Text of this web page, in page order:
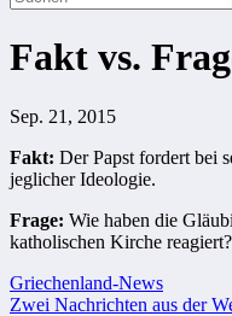
Fakt vs.
Sep. 21, 2015
Fakt: Der Papst fordert bei
jeglicher Ideologie.
Frage: Wie haben die
katholischen Kirche reagiert?
Beitragsnavigation
Griechenland-News
Zwei Nachrichten aus der